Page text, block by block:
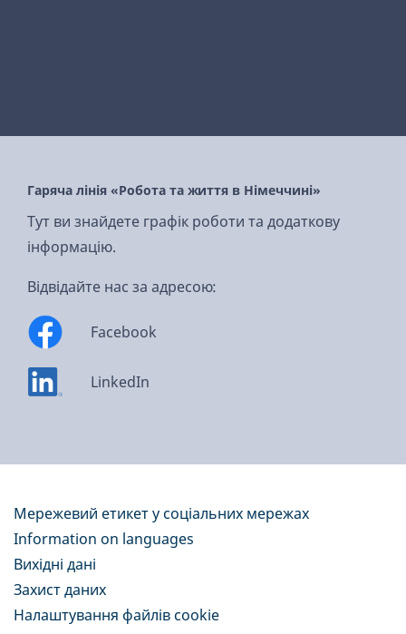
Гаряча лінія «Робота та життя в Німеччині»
Тут ви знайдете графік роботи та додаткову
інформацію.
Відвідайте нас за адресою:
Facebook
LinkedIn
Мережевий етикет у соціальних мережах
Information on languages
Вихідні дані
Захист даних
Налаштування файлів cookie